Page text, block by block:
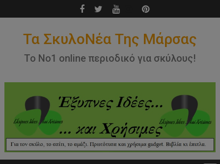
to
Τα ΣκυλοΝέα Της Μάρσας
Το Νο1 online περιοδικό για σκύλους!